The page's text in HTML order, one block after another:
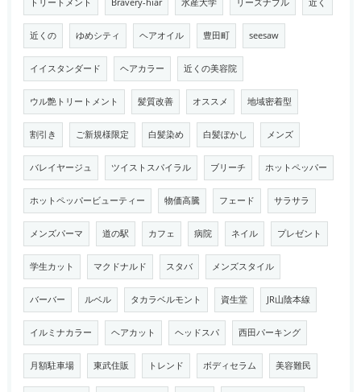
トリートメント Bravery-hiar 水産大学 リーズナブル 近く
近くの ゆめシティ ヘアオイル 豊田町 seesaw
イイスタンダード ヘアカラー 近くの美容院
ウル艶トリートメント 髪質改善 オススメ 地域密着型
割引き ご新規様限定 白髪染め 白髪ぼかし メンズ
バレイヤージュ ツイストスパイラル ブリーチ ホットペッパー
ホットペッパービューティー 物価高騰 フェード サラサラ
メンズパーマ 道の駅 カフェ 病院 ネイル プレゼント
学生カット マクドナルド スタバ メンズスタイル
バーバー ルベル タカラベルモント 資生堂 JR山陰本線
イルミナカラー ヘアカット ヘッドスパ 西田パーキング
月額駐車場 東武住販 トレンド ボディセラム 美容難民